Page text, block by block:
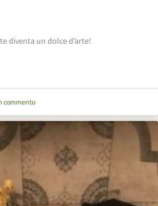
diventa un dolce d’arte!
commento